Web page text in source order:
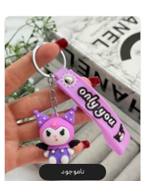
ناموجود